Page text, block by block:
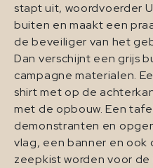
stapt uit, woordvoerder
buiten en maakt een
de beveiliger van het
Dan verschijnt een grijs
campagne materialen.
shirt met op de
met de opbouw. Een
demonstranten en
vlag, een banner en
zeepkist worden voor